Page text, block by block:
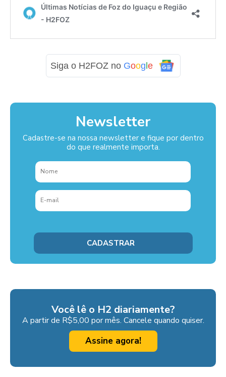
Siga o H2FOZ no Goog e
Newsletter
Cadastre-se na nossa newsletter e fique por dentro
do que realmente importa.
Você lê o H2 diariamente?
A partir de R$5,00 por mês. Cancele quando quiser.
Assine agora!